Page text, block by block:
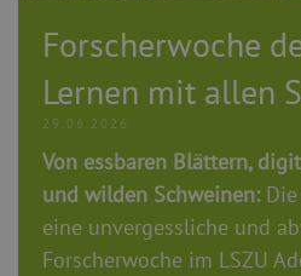
Forscherwoche
Lernen mit allen
29.06.2026
Von essbaren Blättern,
und wilden Schweinen:Die
eine unvergessliche und
Forscherwoche im LSZU